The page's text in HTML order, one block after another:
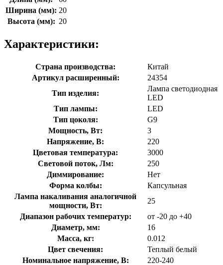
Ширина (мм): 20
Высота (мм): 20
Характеристики:
Страна производства:
Китай
Артикул расширенный:
24354
Тип изделия:
Лампа светодиодная
LED
Тип лампы:
LED
Тип цоколя:
G9
Мощность, Вт:
3
Напряжение, В:
220
Цветовая температура:
3000
Световой поток, Лм:
250
Диммирование:
Нет
Форма колбы:
Капсульная
Лампа накаливания аналогичной
мощности, Вт:
25
Диапазон рабочих температур:
от -20 до +40
Диаметр, мм:
16
Масса, кг:
0.012
Цвет свечения:
Теплый белый
Номинальное напряжение, В:
220-240